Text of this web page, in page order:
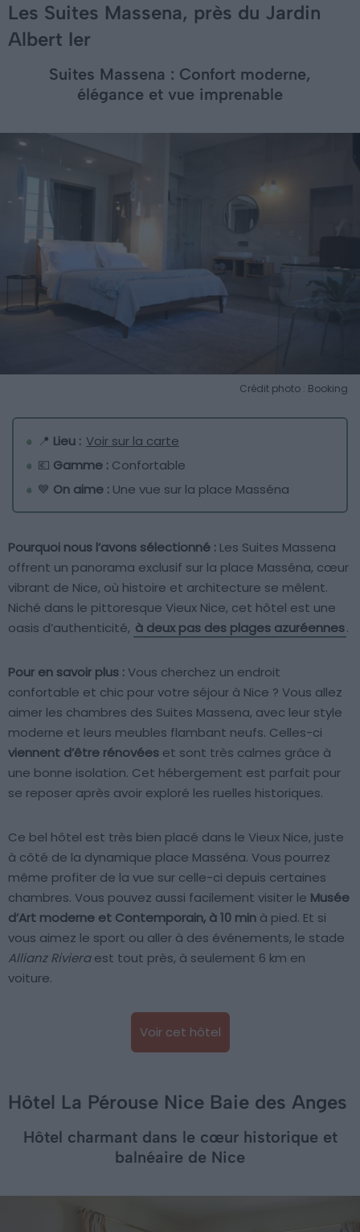
Les Suites Massena, près du Jardin
Albert Ier
Suites Massena : Confort moderne,
élégance et vue imprenable
Crédit photo : Booking
📍 Lieu : Voir sur la carte
💶 Gamme : Confortable
💙 On aime : Une vue sur la place Masséna
Pourquoi nous l’avons sélectionné : Les Suites Massena
offrent un panorama exclusif sur la place Masséna, cœur
vibrant de Nice, où histoire et architecture se mêlent.
Niché dans le pittoresque Vieux Nice, cet hôtel est une
oasis d’authenticité, à deux pas des plages azuréennes.
Pour en savoir plus :Vous cherchez un endroit
confortable et chic pour votre séjour à Nice ? Vous allez
aimer les chambres des Suites Massena, avec leur style
moderne et leurs meubles flambant neufs. Celles-ci
viennent d’être rénovées et sont très calmes grâce à
une bonne isolation. Cet hébergement est parfait pour
se reposer après avoir exploré les ruelles historiques.
Ce bel hôtel est très bien placé dans le Vieux Nice, juste
à côté de la dynamique place Masséna. Vous pourrez
même profiter de la vue sur celle-ci depuis certaines
chambres. Vous pouvez aussi facilement visiter le Musée
d’Art moderne et Contemporain, à 10 min à pied. Et si
vous aimez le sport ou aller à des événements, le stade
Allianz Rivieraest tout près, à seulement 6 km en
voiture.
Voir cet hôtel
Hôtel La Pérouse Nice Baie des Anges
Hôtel charmant dans le cœur historique et
balnéaire de Nice